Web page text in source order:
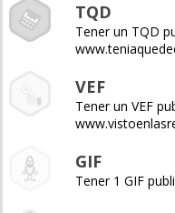
TQD
Tener un TQD
VEF
Tener un VEF
GIF
Tener 1 GIF